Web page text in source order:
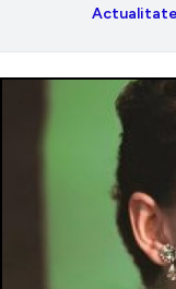
Actualitate